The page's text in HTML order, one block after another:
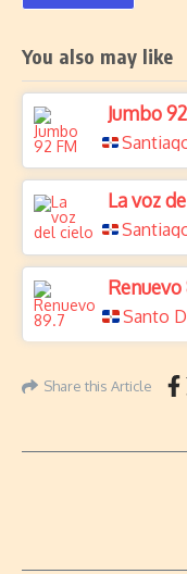
You also may like
Jumbo
La voz
Renuevo
Santo
Share this Article